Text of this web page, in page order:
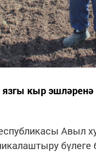
язгы кыр
Авыл
бүлеге